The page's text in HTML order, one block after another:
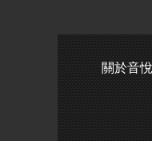
關於音悅